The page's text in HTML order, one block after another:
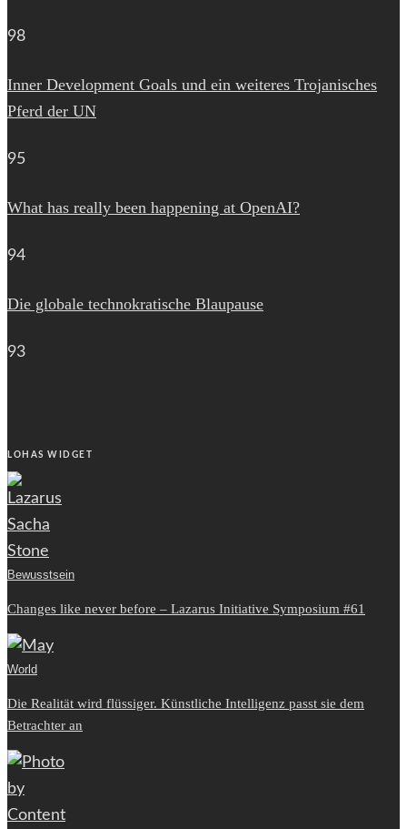
98
Inner Development Goals und ein weiteres Trojanisches
Pferd der UN
95
What has really been happening at OpenAI?
94
Die globale technokratische Blaupause
93
LOHAS WIDGET
Bewusstsein
Changes like never before – Lazarus Initiative Symposium #61
World
Die Realität wird flüssiger. Künstliche Intelligenz passt sie dem
Betrachter an